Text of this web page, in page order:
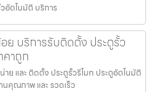
อัตโนมัติ บริการ
ย บริการรับติดตั้ง ประตูรั้ว
คาถูก
ย และ ติดตั้ง ประตูรั้วรีโมท ประตูอัตโนมัติ
คุณภาพ และ รวดเร็ว